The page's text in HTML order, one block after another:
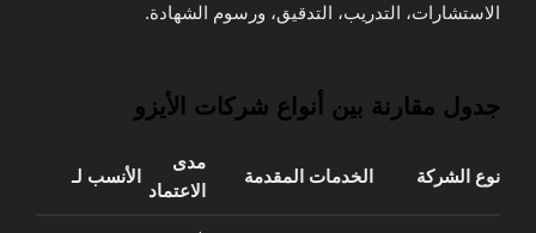
الاستشارات، التدريب، التدقيق، ورسوم الشهادة.
جدول مقارنة بين أنواع شركات الأيزو
نوع الشركة الخدمات المقدمة
مدى
الاعتماد
الأنسب لـ